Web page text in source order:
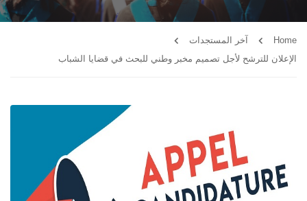
Home
آخر المستجدات
الإعلان للترشح لأجل تصميم مخبر وطني للبحث في قضايا الشباب